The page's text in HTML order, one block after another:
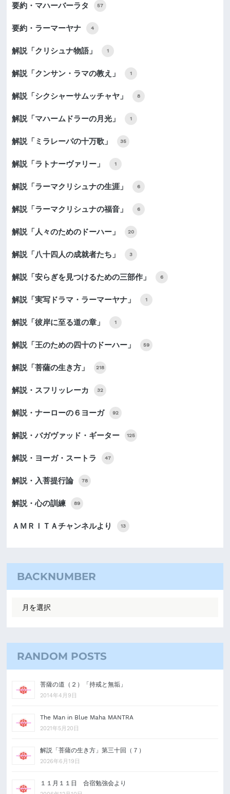
要約・マハーバーラタ 57
要約・ラーマーヤナ 4
解説「クリシュナ物語」 1
解説「クンサン・ラマの教え」 1
解説「シクシャーサムッチャヤ」 8
解説「マハームドラーの月光」 1
解説「ミラレーパの十万歌」 35
解説「ラトナーヴァリー」 1
解説「ラーマクリシュナの生涯」 6
解説「ラーマクリシュナの福音」 6
解説「人々のためのドーハー」 20
解説「八十四人の成就者たち」 3
解説「安らぎを見つけるための三部作」 6
解説「実写ドラマ・ラーマーヤナ」 1
解説「彼岸に至る道の章」 1
解説「王のための四十のドーハー」 59
解説「菩薩の生き方」 218
解説・スフリッレーカ 32
解説・ナーローの６ヨーガ 92
解説・バガヴァッド・ギーター 125
解説・ヨーガ・スートラ 47
解説・入菩提行論 78
解説・心の訓練 89
ＡＭＲＩＴＡチャンネルより 13
BACKNUMBER
RANDOM POSTS
菩薩の道（２）「持戒と無垢」
2014年4月9日
The Man in Blue Maha MANTRA
2021年5月20日
解説「菩薩の生き方」第三十回（７）
2026年6月19日
１１月１１日 合宿勉強会より